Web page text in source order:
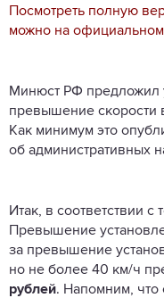
Посмотреть полную
можно на официальном
Минюст РФ предложил
превышение скорости
Как минимум это
об административных
Итак, в соответствии с
Превышение
за превышение
но не более 40 км/ч
рублей. Напомним, что